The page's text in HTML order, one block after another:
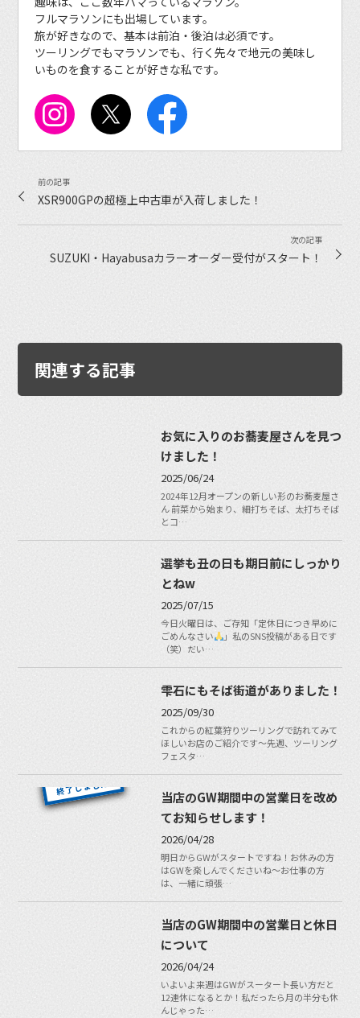
フルマラソンにも出場しています。
旅が好きなので、基本は前泊・後泊は必須です。
ツーリングでもマラソンでも、行く先々で地元の美味し
いものを食することが好きな私です。
XSR900GPの超極上中古車が入荷しました！
SUZUKI・Hayabusaカラーオーダー受付がスタート！
関連する記事
お気に入りのお蕎麦屋さんを見つ
けました！
2025/06/24
2024年12月オープンの新しい形のお蕎麦屋さ
ん 前菜から始まり、細打ちそば、太打ちそば
とコ…
選挙も丑の日も期日前にしっかり
とねw
2025/07/15
今日火曜日は、ご存知「定休日につき早めに
ごめんなさい
」私のSNS投稿がある日です
（笑）だい…
雫石にもそば街道がありました！
2025/09/30
これからの紅葉狩りツーリングで訪れてみて
ほしいお店のご紹介です〜先週、ツーリング
フェスタ…
当店のGW期間中の営業日を改め
てお知らせします！
2026/04/28
明日からGWがスタートですね！お休みの方
はGWを楽しんでくださいね〜お仕事の方
は、一緒に頑張…
当店のGW期間中の営業日と休日
について
2026/04/24
いよいよ来週はGWがスータート長い方だと
12連休になるとか！私だったら月の半分も休
んじゃった…